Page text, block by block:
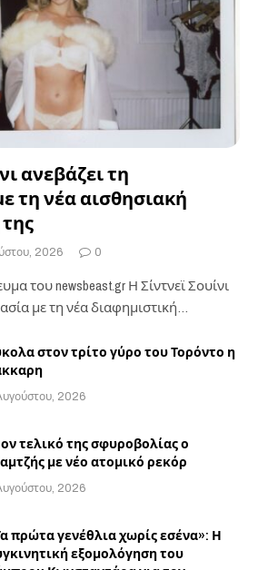
ανεβάζει τη
τη νέα αισθησιακή
2026 0
του newsbeast.gr ​Η Σίντνεϊ Σουίνι
με τη νέα διαφημιστική…
στον τρίτο γύρο του Τορόντο η
2026
τελικό της σφυροβολίας ο
με νέο ατομικό ρεκόρ
2026
πρώτα γενέθλια χωρίς εσένα»: Η
εξομολόγηση του